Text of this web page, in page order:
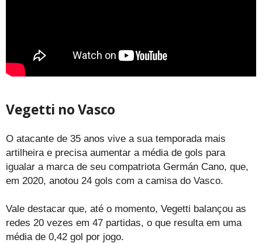
Vegetti no Vasco
O atacante de 35 anos vive a sua temporada mais
artilheira e precisa aumentar a média de gols para
igualar a marca de seu compatriota Germán Cano, que,
em 2020, anotou 24 gols com a camisa do Vasco.
Vale destacar que, até o momento, Vegetti balançou as
redes 20 vezes em 47 partidas, o que resulta em uma
média de 0,42 gol por jogo.